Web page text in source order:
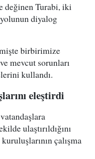
değinen Turabi, iki
diyalog
birbirimize
mevcut sorunları
kullandı.
eleştirdi
ulaştırıldığını
çalışma